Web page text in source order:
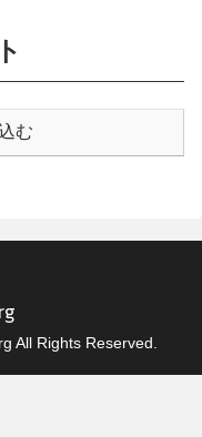
む
All Rights Reserved.